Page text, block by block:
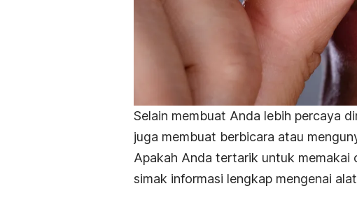
Selain membuat Anda lebih percaya
juga membuat berbicara atau
Apakah Anda tertarik untuk memakai
simak informasi lengkap mengenai